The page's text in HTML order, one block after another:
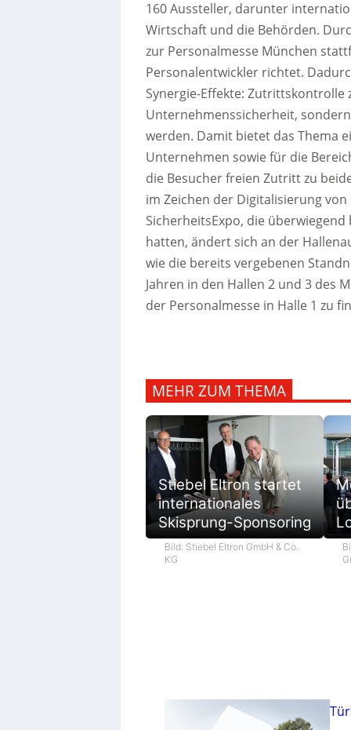
160 Aussteller, darunter
Wirtschaft und die Behörden.
zur Personalmesse München
Personalentwickler richtet.
Synergie-Effekte: Zutrittskontrolle
Unternehmenssicherheit,
werden. Damit bietet das Thema
Unternehmen sowie für die
die Besucher freien Zutritt zu
im Zeichen der Digitalisierung
SicherheitsExpo, die
hatten, ändert sich an der
wie die bereits vergebenen
Jahren in den Hallen 2 und 3 des
der Personalmesse in Halle 1 zu
MEHR ZUM THEMA
Stiebel Eltron startet
internationales
Skisprung-Sponsoring
Bild: Stiebel Eltron GmbH & Co.
KG